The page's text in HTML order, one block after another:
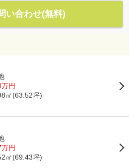
い合わせ(無料)
円
㎡(63.52坪)
円
㎡(69.43坪)